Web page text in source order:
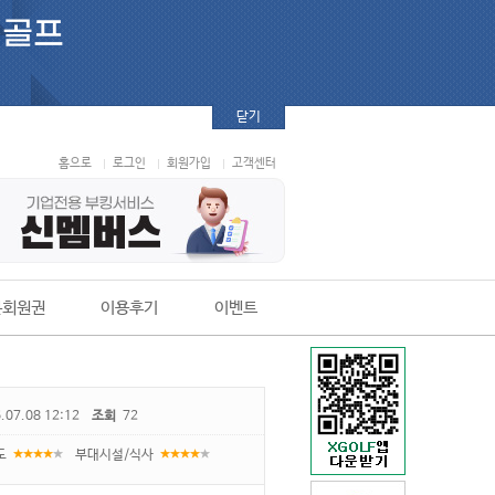
닫기
홈으로 로그인 회원가입 고객센터
원권 이용후기 이벤트
12:12 조회 72
부대시설/식사